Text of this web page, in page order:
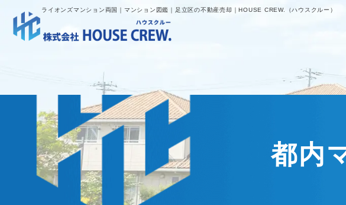
ライオンズマンション両国｜マンション図鑑｜足立区の不動産売却｜HOUSE CREW.（ハウスクルー）
都内